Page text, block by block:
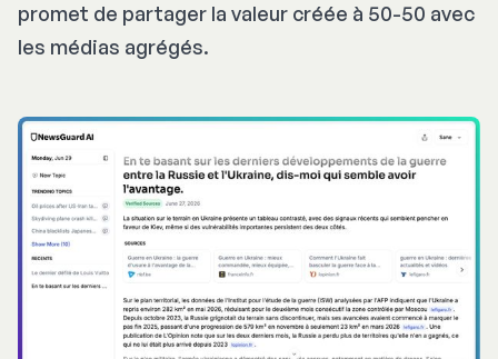
promet de partager la valeur créée à 50-50 avec
les médias agrégés.